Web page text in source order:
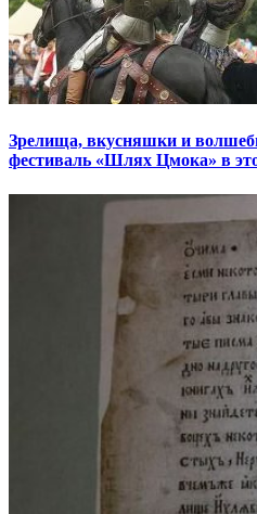
Зрелища, вкусняшки и
фестиваль «Шлях Цмока» в